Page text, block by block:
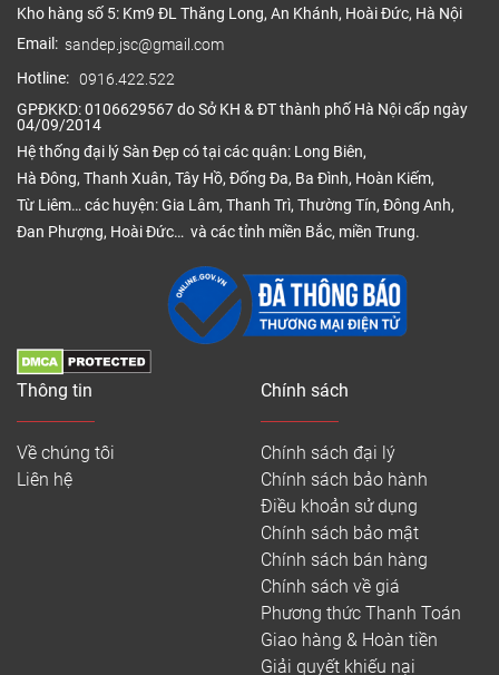
Kho hàng số 5: Km9 ĐL Thăng Long, An Khánh, Hoài Đức, Hà Nội
Email: sandep.jsc@gmail.com
Hotline: 0916.422.522
GPĐKKD: 0106629567 do Sở KH & ĐT thành phố Hà Nội cấp ngày
04/09/2014
Hệ thống đại lý Sàn Đẹp có tại các quận: Long Biên,
Hà Đông, Thanh Xuân, Tây Hồ, Đống Đa, Ba Đình, Hoàn Kiếm,
Từ Liêm… các huyện: Gia Lâm, Thanh Trì, Thường Tín, Đông Anh,
Đan Phượng, Hoài Đức… và các tỉnh miền Bắc, miền Trung.
Thông tin
Về chúng tôi
Liên hệ
Chính sách
Chính sách đại lý
Chính sách bảo hành
Điều khoản sử dụng
Chính sách bảo mật
Chính sách bán hàng
Chính sách về giá
Phương thức Thanh Toán
Giao hàng & Hoàn tiền
Giải quyết khiếu nại